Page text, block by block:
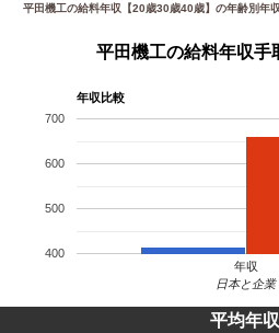
平田機工の給料年収【20歳30歳40歳】の年齢別年
平田機工の給料年収手
年収比較
年収
400
500
600
700
日本と企業
平均年収